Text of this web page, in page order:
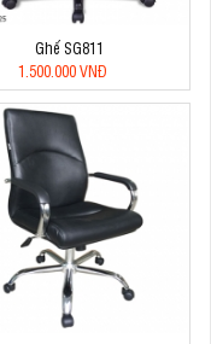
Ghế SG811
1.500.000 VNĐ